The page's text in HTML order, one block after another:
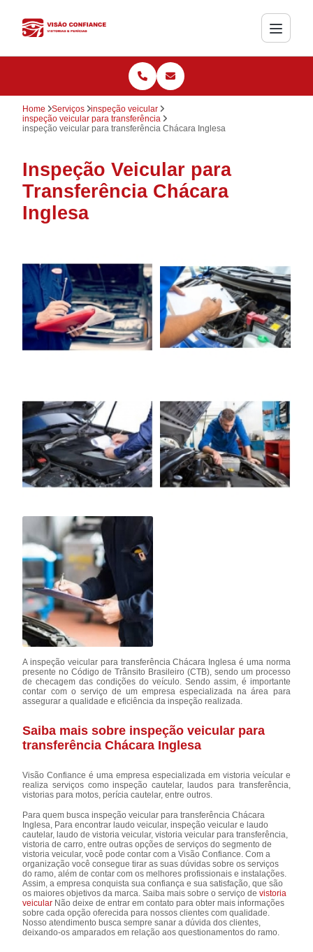
Home Serviços
inspeção veicular
inspeção veicular para transferência
inspeção veicular para transferência Chácara Inglesa
Inspeção Veicular para
Transferência Chácara
Inglesa
A inspeção veicular para transferência Chácara Inglesa é uma norma
presente no Código de Trânsito Brasileiro (CTB), sendo um processo
de checagem das condições do veículo. Sendo assim, é importante
contar com o serviço de um empresa especializada na área para
assegurar a qualidade e eficiência da inspeção realizada.
Saiba mais sobre inspeção veicular para
transferência Chácara Inglesa
Visão Confiance é uma empresa especializada em vistoria veícular e
realiza serviços como inspeção cautelar, laudos para transferência,
vistorias para motos, perícia cautelar, entre outros.
Para quem busca inspeção veicular para transferência Chácara
Inglesa, Para encontrar laudo veicular, inspeção veicular e laudo
cautelar, laudo de vistoria veicular, vistoria veicular para transferência,
vistoria de carro, entre outras opções de serviços do segmento de
vistoria veicular, você pode contar com a Visão Confiance. Com a
organização você consegue tirar as suas dúvidas sobre os serviços
do ramo, além de contar com os melhores profissionais e instalações.
Assim, a empresa conquista sua confiança e sua satisfação, que são
os maiores objetivos da marca. Saiba mais sobre o serviço devistoria
veicular Não deixe de entrar em contato para obter mais informações
sobre cada opção oferecida para nossos clientes com qualidade.
Nosso atendimento busca sempre sanar a dúvida dos clientes,
deixando-os amparados em relação aos questionamentos do ramo.